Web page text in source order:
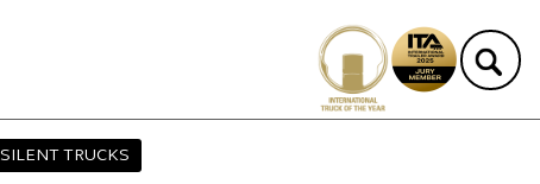
SILENT TRUCKS